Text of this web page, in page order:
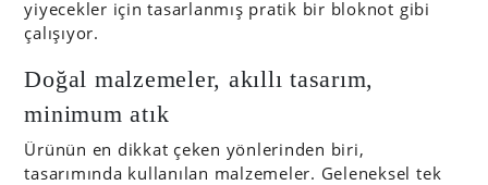
yiyecekler için tasarlanmış pratik bir bloknot gibi
çalışıyor.
Doğal malzemeler, akıllı tasarım,
minimum atık
Ürünün en dikkat çeken yönlerinden biri,
tasarımında kullanılan malzemeler. Geleneksel tek